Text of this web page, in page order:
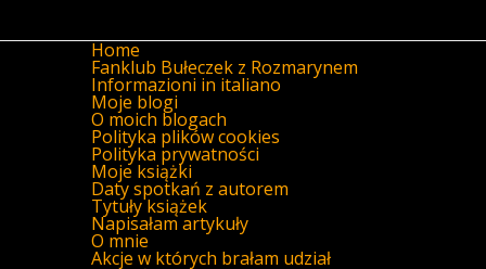
Home
Fanklub Bułeczek z Rozmarynem
Informazioni in italiano
Moje blogi
O moich blogach
Polityka plików cookies
Polityka prywatności
Moje książki
Daty spotkań z autorem
Tytuły książek
Napisałam artykuły
O mnie
Akcje w których brałam udział